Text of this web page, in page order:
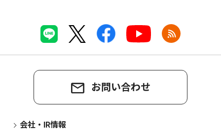
お問い合わせ
会社・IR情報